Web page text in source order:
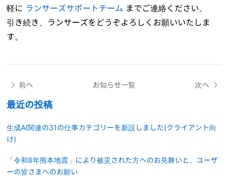
軽に ランサーズサポートチーム までご連絡ください。
引き続き、ランサーズをどうぞよろしくお願いいたしま
す。
前へ お知らせ一覧 次へ
最近の投稿
生成AI関連の31の仕事カテゴリーを新設しました(クライアント向
け)
「令和8年熊本地震」により被災された方へのお見舞いと、ユーザ
ーの皆さまへのお願い